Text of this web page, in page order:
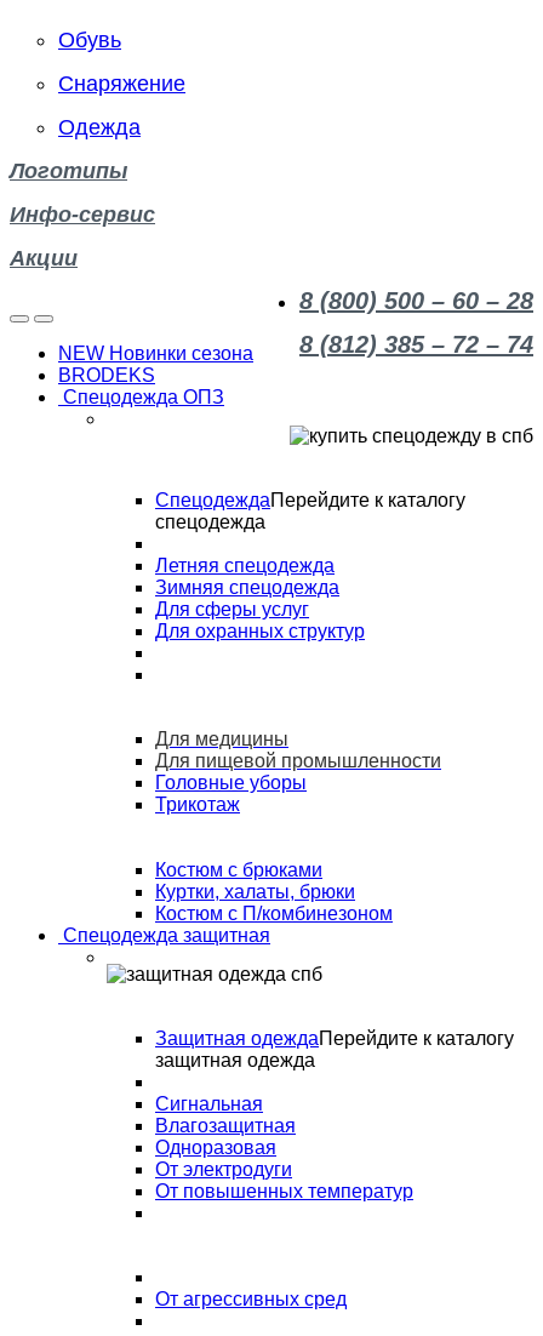
Обувь
Снаряжение
Одежда
Логотипы
Инфо-сервис
Акции
8 (800) 500 – 60 – 28
8 (812) 385 – 72 – 74
NEW Новинки сезона
BRODEKS
Спецодежда ОПЗ
СпецодеждаПерейдите к каталогу
спецодежда
Летняя спецодежда
Зимняя спецодежда
Для сферы услуг
Для охранных структур
Для медицины
Для пищевой промышленности
Головные уборы
Трикотаж
Костюм с брюками
Куртки, халаты, брюки
Костюм с П/комбинезоном
Спецодежда защитная
Защитная одеждаПерейдите к каталогу
защитная одежда
Сигнальная
Влагозащитная
Одноразовая
От электродуги
От повышенных температур
От агрессивных сред